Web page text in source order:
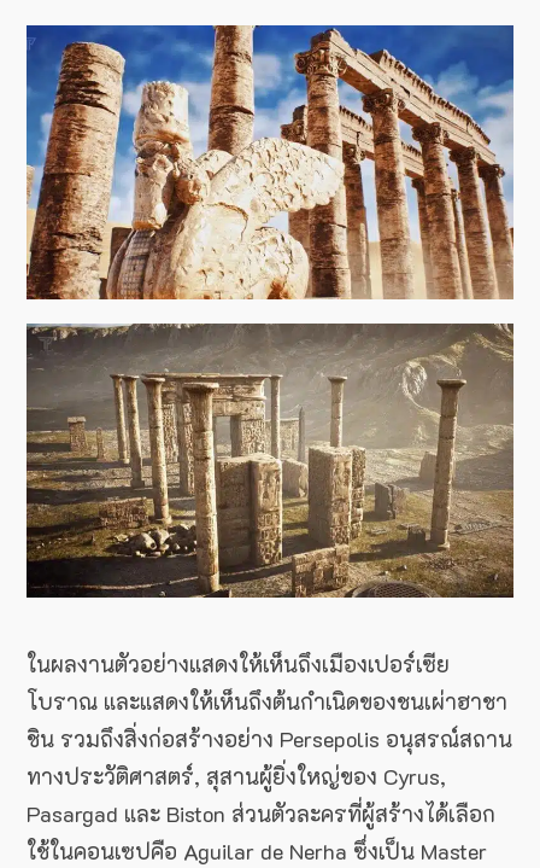
ในผลงานตัวอย่างแสดงให้เห็นถึงเมืองเปอร์เซีย
โบราณ และแสดงให้เห็นถึงต้นกำเนิดของชนเผ่าฮาชา
ชิน รวมถึงสิ่งก่อสร้างอย่าง Persepolis อนุสรณ์สถาน
ทางประวัติศาสตร์, สุสานผู้ยิ่งใหญ่ของ Cyrus,
Pasargad และ Biston ส่วนตัวละครที่ผู้สร้างได้เลือก
ใช้ในคอนเซปคือ Aguilar de Nerha ซึ่งเป็น Master